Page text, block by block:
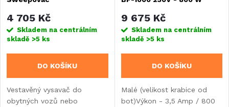
4 705 Kč
Skladem na centrálním
skladě >5 ks
DO KOŠÍKU
Vestavěný vysavač do
obytných vozů nebo
9 675 Kč
Skladem na centrálním
skladě >5 ks
DO KOŠÍKU
Malé (velikost krabice od
bot)Výkon - 3,5 Amp / 800